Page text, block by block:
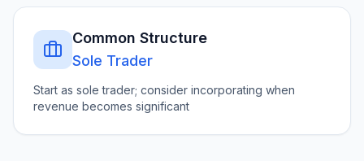
Common Structure
Sole Trader
Start as sole trader; consider incorporating when
revenue becomes significant